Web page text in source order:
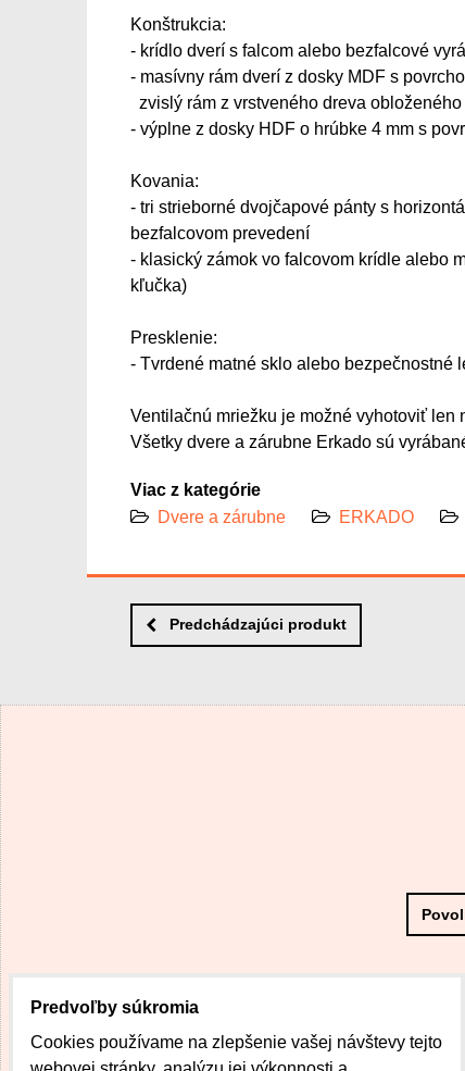
Konštrukcia:
- krídlo dverí s falcom alebo bezfalcové
- masívny rám dverí z dosky MDF s
zvislý rám z vrstveného dreva
- výplne z dosky HDF o hrúbke 4 mm s
Kovania:
- tri strieborné dvojčapové pánty s
bezfalcovom prevedení
- klasický zámok vo falcovom krídle alebo
kľučka)
Presklenie:
- Tvrdené matné sklo alebo bezpečnostné
Ventilačnú mriežku je možné vyhotoviť len
Všetky dvere a zárubne Erkado sú
Viac z kategórie
Dvere a zárubne
ERKADO
Predchádzajúci produkt
Predvoľby súkromia
Cookies používame na zlepšenie vašej návštevy tejto